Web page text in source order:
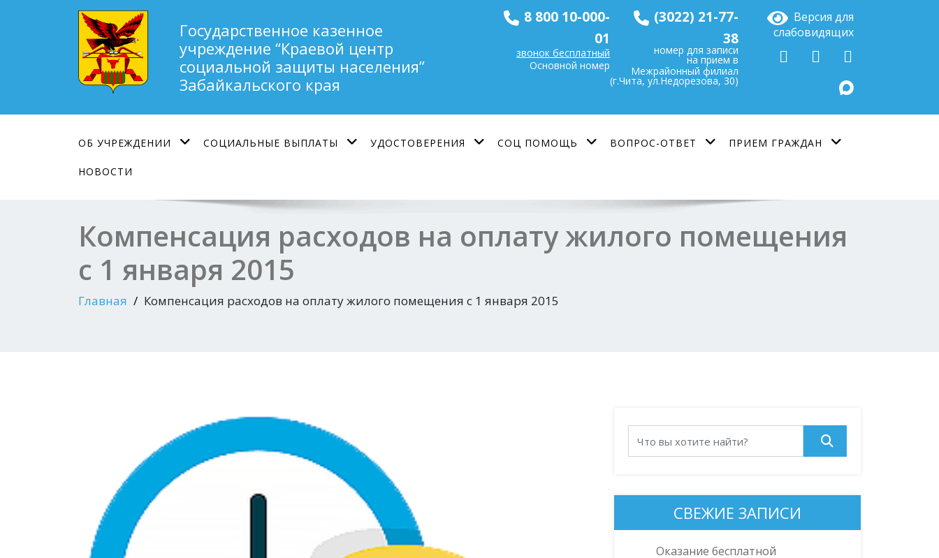
Государственное казенное
учреждение “Краевой центр
социальной защиты населения”
Забайкальского края
8 800 10-000-
01
звонок бесплатный
Основной номер
(3022) 21-77-
38
номер для записи
на прием в
Межрайонный филиал
(г.Чита, ул.Недорезова, 30)
Версия для
слабовидящих
ОБ УЧРЕЖДЕНИИ СОЦИАЛЬНЫЕ ВЫПЛАТЫ УДОСТОВЕРЕНИЯ СОЦ ПОМОЩЬ ВОПРОС-ОТВЕТ ПРИЕМ ГРАЖДАН
НОВОСТИ
Компенсация расходов на оплату жилого помещения
с 1 января 2015
Главная Компенсация расходов на оплату жилого помещения с 1 января 2015
СВЕЖИЕ ЗАПИСИ
Оказание бесплатной